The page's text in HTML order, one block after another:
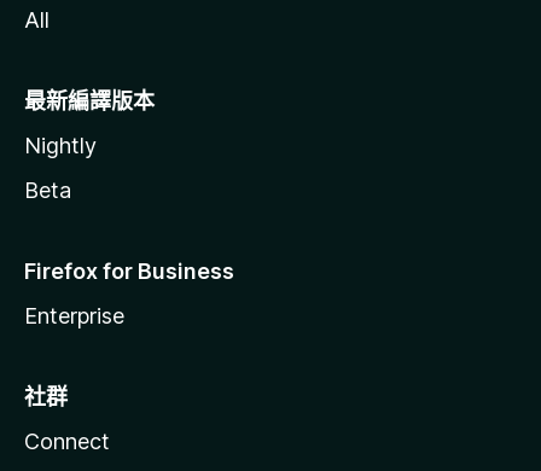
All
最新編譯版本
Nightly
Beta
Firefox for Business
Enterprise
社群
Connect